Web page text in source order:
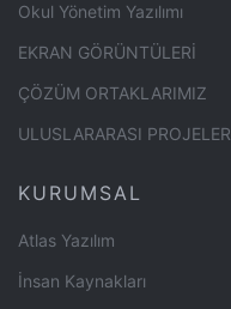
Okul Yönetim Yazılımı
EKRAN GÖRÜNTÜLERİ
ÇÖZÜM ORTAKLARIMIZ
ULUSLARARASI PROJELER
KURUMSAL
Atlas Yazılım
İnsan Kaynakları